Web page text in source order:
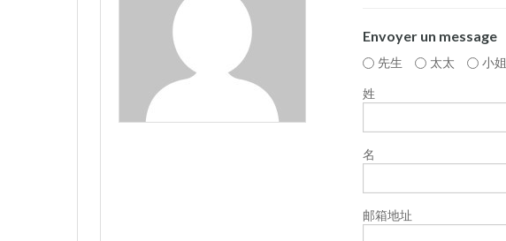
Envoyer un message
先生
太太
小姐
姓
名
邮箱地址